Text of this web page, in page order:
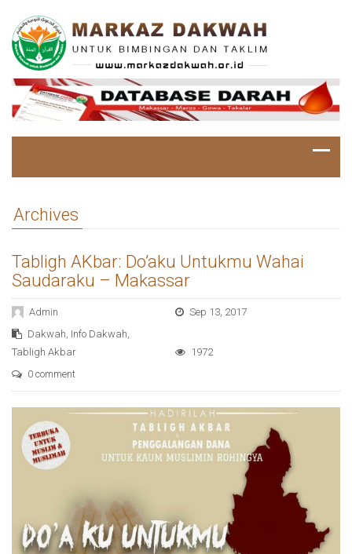
Archives
Tabligh AKbar: Do’aku Untukmu Wahai
Saudaraku – Makassar
Admin
Sep 13, 2017
Dakwah Info Dakwah
Tabligh Akbar
1972
0 comment